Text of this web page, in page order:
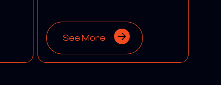
See More